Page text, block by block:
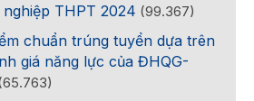
THPT 2024 (99.367)
chuẩn trúng tuyển dựa trên
giá năng lực của ĐHQG-